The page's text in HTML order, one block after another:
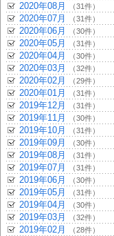
2020年08月 （31件）
2020年07月 （31件）
2020年06月 （30件）
2020年05月 （31件）
2020年04月 （30件）
2020年03月 （32件）
2020年02月 （29件）
2020年01月 （31件）
2019年12月 （31件）
2019年11月 （30件）
2019年10月 （31件）
2019年09月 （30件）
2019年08月 （31件）
2019年07月 （31件）
2019年06月 （30件）
2019年05月 （31件）
2019年04月 （30件）
2019年03月 （32件）
2019年02月 （28件）